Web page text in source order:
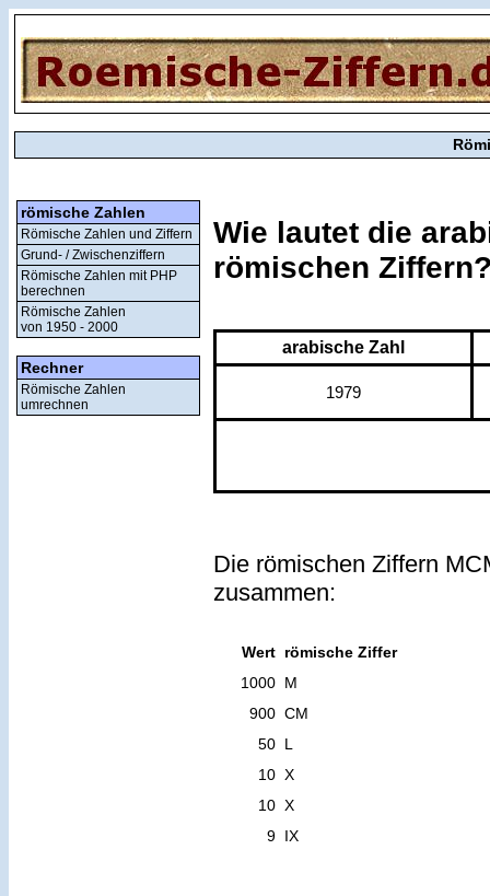
römische Zahlen
Römische Zahlen und Ziffern
Grund- / Zwischenziffern
Römische Zahlen mit PHP
berechnen
Römische Zahlen
von 1950 - 2000
Rechner
Römische Zahlen
umrechnen
Wie lautet die
römischen
arabische Zahl
1979
Die römischen Ziffern
zusammen:
Wert römische Ziffer
1000 M
900 CM
50 L
10 X
10 X
9 IX